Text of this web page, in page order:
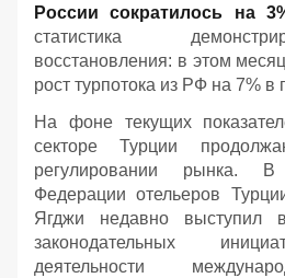
России сократилось на
статистика
восстановления: в этом
рост турпотока из РФ на 7%
На фоне текущих
секторе Турции
регулировании рынка. В
Федерации отельеров
Ягджи недавно выступил
законодательных
деятельности